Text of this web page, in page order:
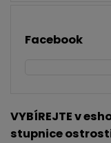
Facebook
VYBÍREJTE v
stupnice